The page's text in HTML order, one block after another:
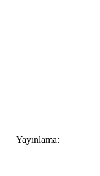
Yayınlama: